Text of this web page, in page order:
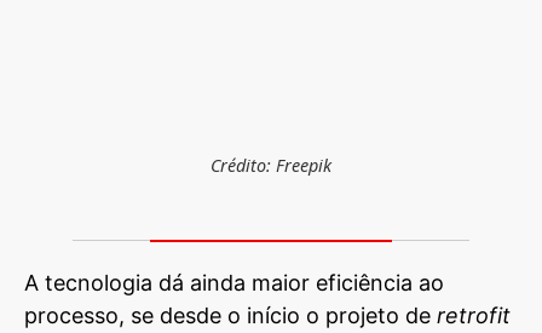
Crédito: Freepik
A tecnologia dá ainda maior eficiência ao
processo, se desde o início o projeto de retrofit